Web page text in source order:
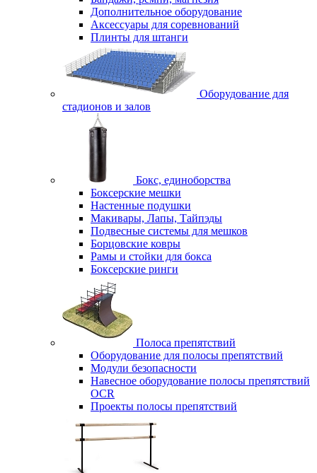
Дополнительное оборудование
Аксессуары для соревнований
Плинты для штанги
Оборудование для
стадионов и залов
Бокс, единоборства
Боксерские мешки
Настенные подушки
Макивары, Лапы, Тайпэды
Подвесные системы для мешков
Борцовские ковры
Рамы и стойки для бокса
Боксерские ринги
Полоса препятствий
Оборудование для полосы препятствий
Модули безопасности
Навесное оборудование полосы препятствий
OCR
Проекты полосы препятствий